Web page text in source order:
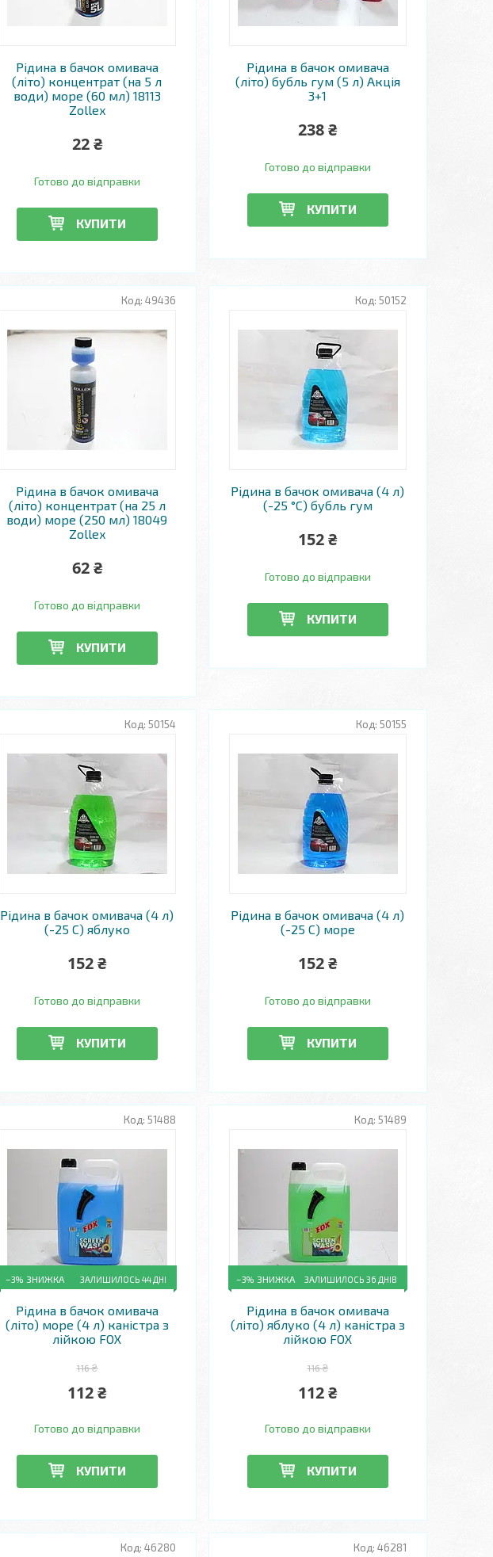
Рідина в бачок омивача
(літо) концентрат (на 5 л
води) море (60 мл) 18113
Zollex
22 ₴
Готово до відправки
КУПИТИ
Рідина в бачок омивача
(літо) бубль гум (5 л) Акція
3+1
238 ₴
Готово до відправки
КУПИТИ
49436
Рідина в бачок омивача
(літо) концентрат (на 25 л
води) море (250 мл) 18049
Zollex
62 ₴
Готово до відправки
КУПИТИ
50152
Рідина в бачок омивача (4 л)
(-25 °C) бубль гум
152 ₴
Готово до відправки
КУПИТИ
50154
Рідина в бачок омивача (4 л)
(-25 С) яблуко
152 ₴
Готово до відправки
КУПИТИ
50155
Рідина в бачок омивача (4 л)
(-25 С) море
152 ₴
Готово до відправки
КУПИТИ
51488
–3% ЗАЛИШИЛОСЬ 44 ДНІ
Рідина в бачок омивача
(літо) море (4 л) каністра з
лійкою FOX
116 ₴
112 ₴
Готово до відправки
КУПИТИ
51489
–3% ЗАЛИШИЛОСЬ 36 ДНІВ
Рідина в бачок омивача
(літо) яблуко (4 л) каністра з
лійкою FOX
116 ₴
112 ₴
Готово до відправки
КУПИТИ
46280 46281